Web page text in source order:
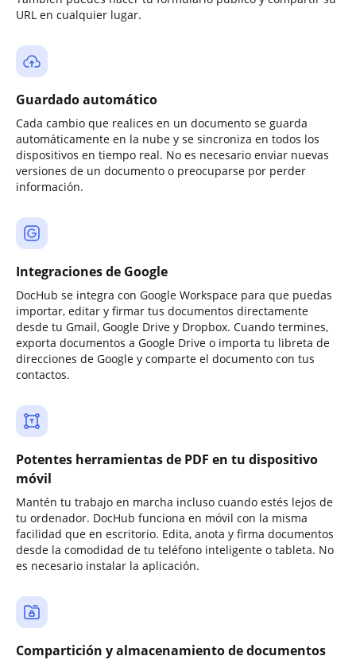
URL en cualquier lugar.
Guardado automático
Cada cambio que realices en un documento se guarda
automáticamente en la nube y se sincroniza en todos los
dispositivos en tiempo real. No es necesario enviar nuevas
versiones de un documento o preocuparse por perder
información.
Integraciones de Google
DocHub se integra con Google Workspace para que puedas
importar, editar y firmar tus documentos directamente
desde tu Gmail, Google Drive y Dropbox. Cuando termines,
exporta documentos a Google Drive o importa tu libreta de
direcciones de Google y comparte el documento con tus
contactos.
Potentes herramientas de PDF en tu dispositivo
móvil
Mantén tu trabajo en marcha incluso cuando estés lejos de
tu ordenador. DocHub funciona en móvil con la misma
facilidad que en escritorio. Edita, anota y firma documentos
desde la comodidad de tu teléfono inteligente o tableta. No
es necesario instalar la aplicación.
Compartición y almacenamiento de documentos